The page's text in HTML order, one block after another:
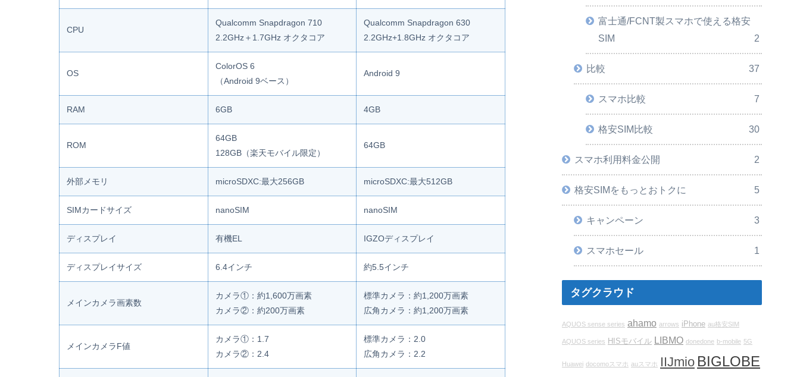
CPU
Qualcomm Snapdragon 710
2.2GHz＋1.7GHz オクタコア
Qualcomm Snapdragon 630
2.2GHz+1.8GHz オクタコア
OS
ColorOS 6
（Android 9ベース）
Android 9
RAM 6GB 4GB
ROM
64GB
128GB（楽天モバイル限定）
64GB
外部メモリ microSDXC:最大256GB microSDXC:最大512GB
SIMカードサイズ nanoSIM nanoSIM
ディスプレイ 有機EL IGZOディスプレイ
ディスプレイサイズ 6.4インチ 約5.5インチ
メインカメラ画素数
カメラ①：約1,600万画素
カメラ②：約200万画素
標準カメラ：約1,200万画素
広角カメラ：約1,200万画素
メインカメラF値
カメラ①：1.7
カメラ②：2.4
標準カメラ：2.0
広角カメラ：2.2
富士通/FCNT製スマホで使える格安
SIM
2
比較 37
スマホ比較 7
格安SIM比較 30
スマホ利用料金公開 2
格安SIMをもっとおトクに 5
キャンペーン 3
スマホセール 1
タグクラウド
AQUOS sense series ahamo arrows iPhone au格安SIM
AQUOS series HISモバイル LIBMO donedone b-mobile 5G
Huawei docomoスマホ auスマホ IIJmio BIGLOBE